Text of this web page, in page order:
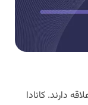
دارند. کانادا